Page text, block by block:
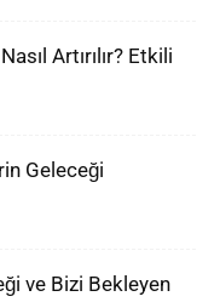
Artırılır? Etkili
Geleceği
ve Bizi Bekleyen